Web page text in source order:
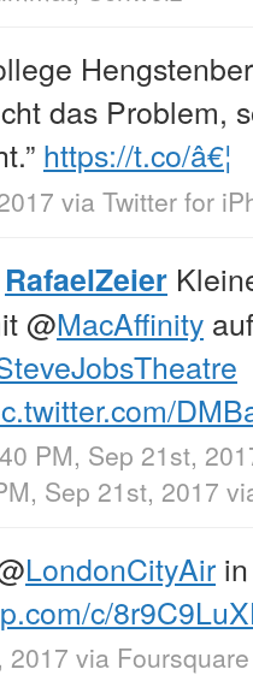
das Problem,
https://t.co/â€¦
via Twitter for
RafaelZeier
@MacAffinity
PM, Sep 21st,
Sep 21st, 2017
LondonCityAir
c/
2017 via Foursquare